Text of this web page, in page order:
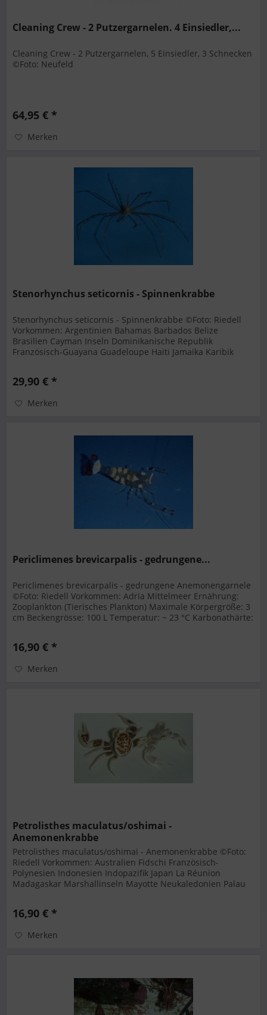
Cleaning Crew - 2 Putzergarnelen. 4 Einsiedler,...
Cleaning Crew - 2 Putzergarnelen, 5 Einsiedler, 3 Schnecken
©Foto: Neufeld
64,95 € *
Merken
Stenorhynchus seticornis - Spinnenkrabbe
Stenorhynchus seticornis - Spinnenkrabbe ©Foto: Riedell
Vorkommen: Argentinien Bahamas Barbados Belize
Brasilien Cayman Inseln Dominikanische Republik
Französisch-Guayana Guadeloupe Haiti Jamaika Karibik
29,90 € *
Merken
Periclimenes brevicarpalis - gedrungene...
Periclimenes brevicarpalis - gedrungene Anemonengarnele
©Foto: Riedell Vorkommen: Adria Mittelmeer Ernährung:
Zooplankton (Tierisches Plankton) Maximale Körpergröße: 3
cm Beckengrösse: 100 L Temperatur: ~ 23 °C Karbonathärte:
16,90 € *
Merken
Petrolisthes maculatus/oshimai -
Anemonenkrabbe
Petrolisthes maculatus/oshimai - Anemonenkrabbe ©Foto:
Riedell Vorkommen: Australien Fidschi Französisch-
Polynesien Indonesien Indopazifik Japan La Réunion
Madagaskar Marshallinseln Mayotte Neukaledonien Palau
16,90 € *
Merken